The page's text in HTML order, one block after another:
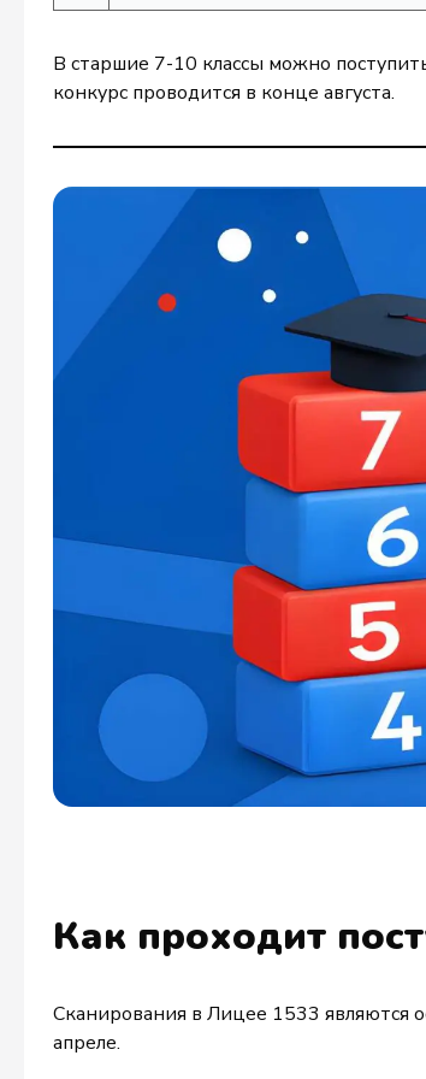
В старшие 7-10 классы можно
конкурс проводится в конце августа.
Как проходит
Сканирования в Лицее 1533 являются
апреле.